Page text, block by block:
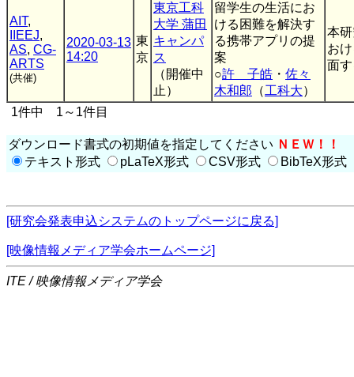
AIT,
IIEEJ,
AS, CG-
ARTS
(共催)
2020-03-13
14:20
東
京
東京工科
大学 蒲田
キャンパ
ス
（開催中
止）
留学生の生活にお
ける困難を解決す
る携帯アプリの提
案
○許 子皓 ・ 佐々
木和郎 （工科大）
本
お
面
1件中 1～1件目
ダウンロード書式の初期値を指定してください ＮＥＷ！！
テキスト形式
pLaTeX形式 CSV形式 BibTeX形式
[研究会発表申込システムのトップページに戻る]
[映像情報メディア学会ホームページ]
ITE / 映像情報メディア学会